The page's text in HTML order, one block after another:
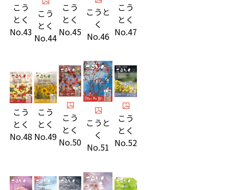
こう
とく
No.43
こう
とく
No.44
こう
とく
No.45
こうと
く
No.46
こう
とく
No.47
こう
とく
No.48
こう
とく
No.49
こう
とく
No.50
こうと
く
No.51
こう
とく
No.52